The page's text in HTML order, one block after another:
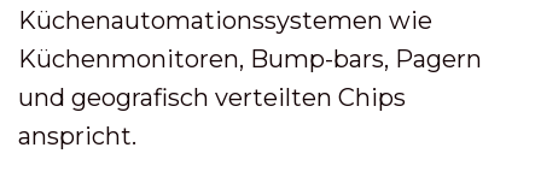
Küchenautomationssystemen wie
Küchenmonitoren, Bump-bars, Pagern
und geografisch verteilten Chips
anspricht.